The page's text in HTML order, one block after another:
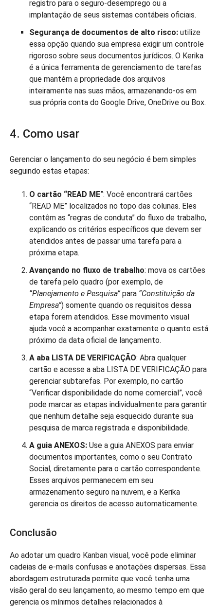
registro para o seguro-desemprego ou a
implantação de seus sistemas contábeis oficiais.
Segurança de documentos de alto risco: utilize
essa opção quando sua empresa exigir um controle
rigoroso sobre seus documentos jurídicos. O Kerika
é a única ferramenta de gerenciamento de tarefas
que mantém a propriedade dos arquivos
inteiramente nas suas mãos, armazenando-os em
sua própria conta do Google Drive, OneDrive ou Box.
4. Como usar
Gerenciar o lançamento do seu negócio é bem simples
seguindo estas etapas:
O cartão “READ ME”: Você encontrará cartões
“READ ME” localizados no topo das colunas. Eles
contêm as “regras de conduta” do fluxo de trabalho,
explicando os critérios específicos que devem ser
atendidos antes de passar uma tarefa para a
próxima etapa.
Avançando no fluxo de trabalho: mova os cartões
de tarefa pelo quadro (por exemplo, de
“Planejamento e Pesquisa” para “Constituição da
Empresa”) somente quando os requisitos dessa
etapa forem atendidos. Esse movimento visual
ajuda você a acompanhar exatamente o quanto está
próximo da data oficial de lançamento.
A aba LISTA DE VERIFICAÇÃO: Abra qualquer
cartão e acesse a aba LISTA DE VERIFICAÇÃO para
gerenciar subtarefas. Por exemplo, no cartão
“Verificar disponibilidade do nome comercial”, você
pode marcar as etapas individualmente para garantir
que nenhum detalhe seja esquecido durante sua
pesquisa de marca registrada e disponibilidade.
A guia ANEXOS: Use a guia ANEXOS para enviar
documentos importantes, como o seu Contrato
Social, diretamente para o cartão correspondente.
Esses arquivos permanecem em seu
armazenamento seguro na nuvem, e a Kerika
gerencia os direitos de acesso automaticamente.
Conclusão
Ao adotar um quadro Kanban visual, você pode eliminar
cadeias de e-mails confusas e anotações dispersas. Essa
abordagem estruturada permite que você tenha uma
visão geral do seu lançamento, ao mesmo tempo em que
gerencia os mínimos detalhes relacionados à